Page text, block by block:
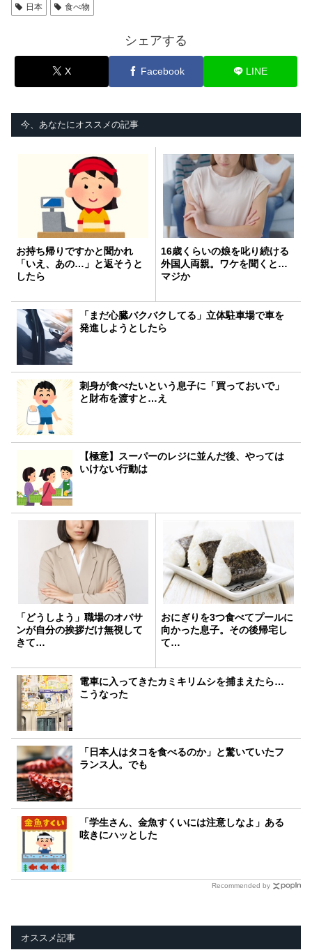
日本 食べ物
シェアする
X Facebook LINE
今、あなたにオススメの記事
お持ち帰りですかと聞かれ
「いえ、あの…」と返そうと
したら
16歳くらいの娘を叱り続ける
外国人両親。ワケを聞くと…
マジか
「まだ心臓バクバクしてる」立体駐車場で車を
発進しようとしたら
刺身が食べたいという息子に「買っておいで」
と財布を渡すと…え
【極意】スーパーのレジに並んだ後、やっては
いけない行動は
「どうしよう」職場のオバサ
ンが自分の挨拶だけ無視して
きて…
おにぎりを3つ食べてプールに
向かった息子。その後帰宅し
て…
電車に入ってきたカミキリムシを捕まえたら…
こうなった
「日本人はタコを食べるのか」と驚いていたフ
ランス人。でも
「学生さん、金魚すくいには注意しなよ」ある
呟きにハッとした
Recommended by
オススメ記事